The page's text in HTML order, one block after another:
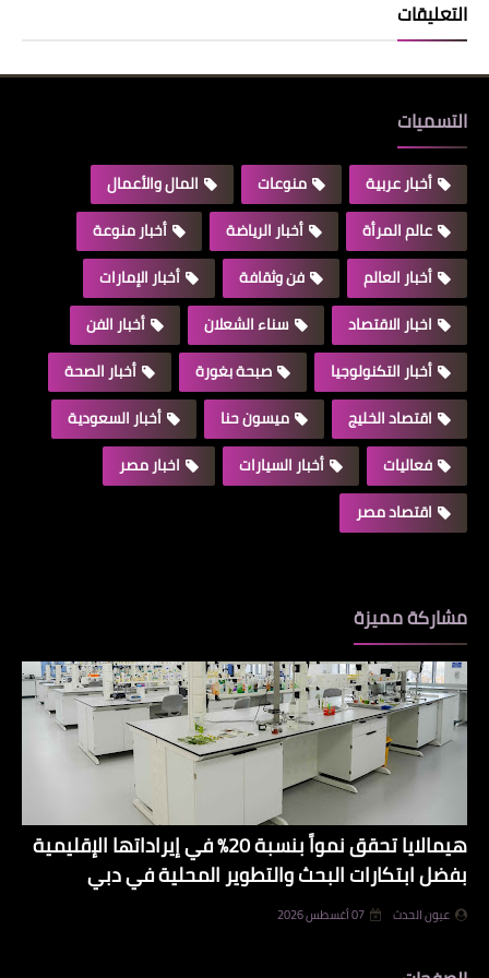
التعليقات
التسميات
أخبار عربية منوعات
المال والأعمال
عالم المرأة
أخبار الرياضة
أخبار منوعة
أخبار العالم
فن وثقافة
أخبار الإمارات
اخبار الاقتصاد
سناء الشعلان
أخبار الفن
أخبار التكنولوجيا
صبحة بغورة
أخبار الصحة
اقتصاد الخليج
ميسون حنا
أخبار السعودية
فعاليات
أخبار السيارات
اخبار مصر
اقتصاد مصر
مشاركة مميزة
هيمالايا تحقق نمواً بنسبة 20% في إيراداتها الإقليمية
بفضل ابتكارات البحث والتطوير المحلية في دبي
عيون الحدث 07 أغسطس 2026